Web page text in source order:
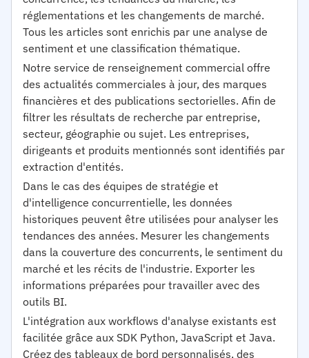
réglementations et les changements de marché.
Tous les articles sont enrichis par une analyse de
sentiment et une classification thématique.
Notre service de renseignement commercial offre
des actualités commerciales à jour, des marques
financières et des publications sectorielles. Afin de
filtrer les résultats de recherche par entreprise,
secteur, géographie ou sujet. Les entreprises,
dirigeants et produits mentionnés sont identifiés par
extraction d'entités.
Dans le cas des équipes de stratégie et
d'intelligence concurrentielle, les données
historiques peuvent être utilisées pour analyser les
tendances des années. Mesurer les changements
dans la couverture des concurrents, le sentiment du
marché et les récits de l'industrie. Exporter les
informations préparées pour travailler avec des
outils BI.
L'intégration aux workflows d'analyse existants est
facilitée grâce aux SDK Python, JavaScript et Java.
Créez des tableaux de bord personnalisés, des